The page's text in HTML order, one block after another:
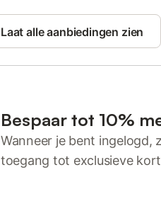
Laat alle aanbiedingen zien
Bespaar tot 10%
Wanneer je bent ingelogd,
toegang tot exclusieve